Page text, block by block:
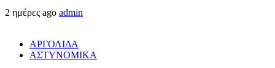
2 ημέρες ago admin
ΑΡΓΟΛΙΔΑ
ΑΣΤΥΝΟΜΙΚΑ